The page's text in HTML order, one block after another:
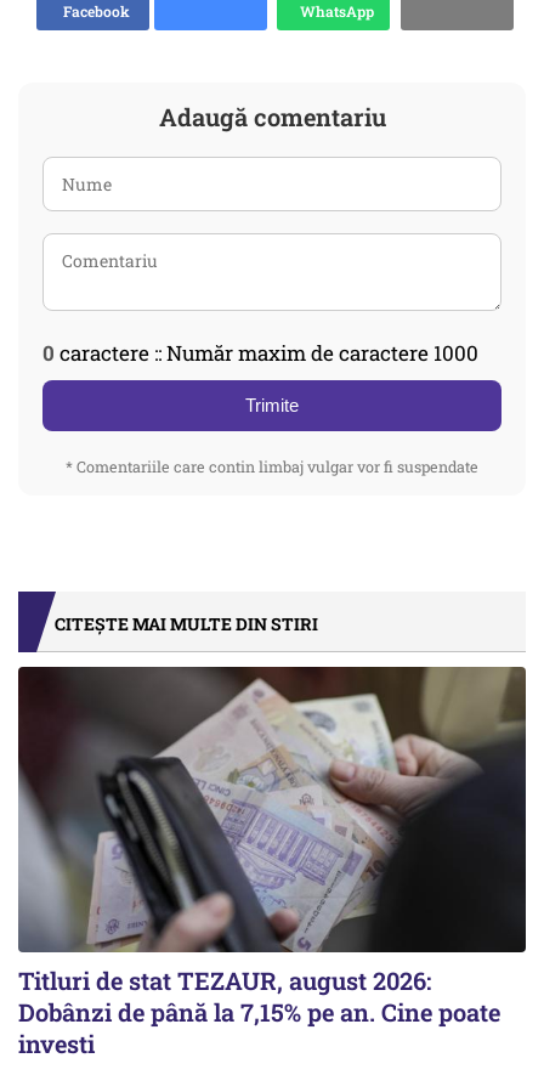
Facebook
WhatsApp
Adaugă comentariu
0 caractere :: Număr maxim de caractere 1000
Trimite
* Comentariile care contin limbaj vulgar vor fi suspendate
CITEȘTE MAI MULTE DIN STIRI
Titluri de stat TEZAUR, august 2026:
Dobânzi de până la 7,15% pe an. Cine poate
investi